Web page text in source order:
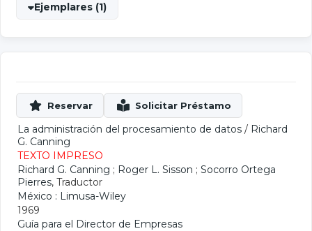
Ejemplares (1)
La administración del procesamiento de datos / Richard
G. Canning
TEXTO IMPRESO
Richard G. Canning ; Roger L. Sisson ; Socorro Ortega
Pierres, Traductor
México : Limusa-Wiley
1969
Guía para el Director de Empresas